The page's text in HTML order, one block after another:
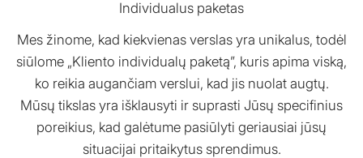
Individualus paketas
Mes žinome, kad kiekvienas verslas yra unikalus, todėl
siūlome „Kliento individualų paketą”, kuris apima viską,
ko reikia augančiam verslui, kad jis nuolat augtų.
Mūsų tikslas yra išklausyti ir suprasti Jūsų specifinius
poreikius, kad galėtume pasiūlyti geriausiai jūsų
situacijai pritaikytus sprendimus.